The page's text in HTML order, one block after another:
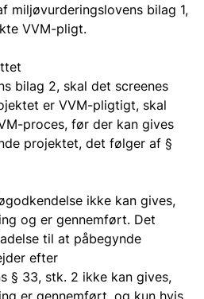
miljøvurderingslovens bilag 1,
VVM-pligt.
bilag 2, skal det screenes
er VVM-pligtigt, skal
proces, før der kan gives
projektet, det følger af §
ikke kan gives,
og er gennemført. Det
til at påbegynde
efter
§ 33, stk. 2 ikke kan gives,
er gennemført, og kun hvis